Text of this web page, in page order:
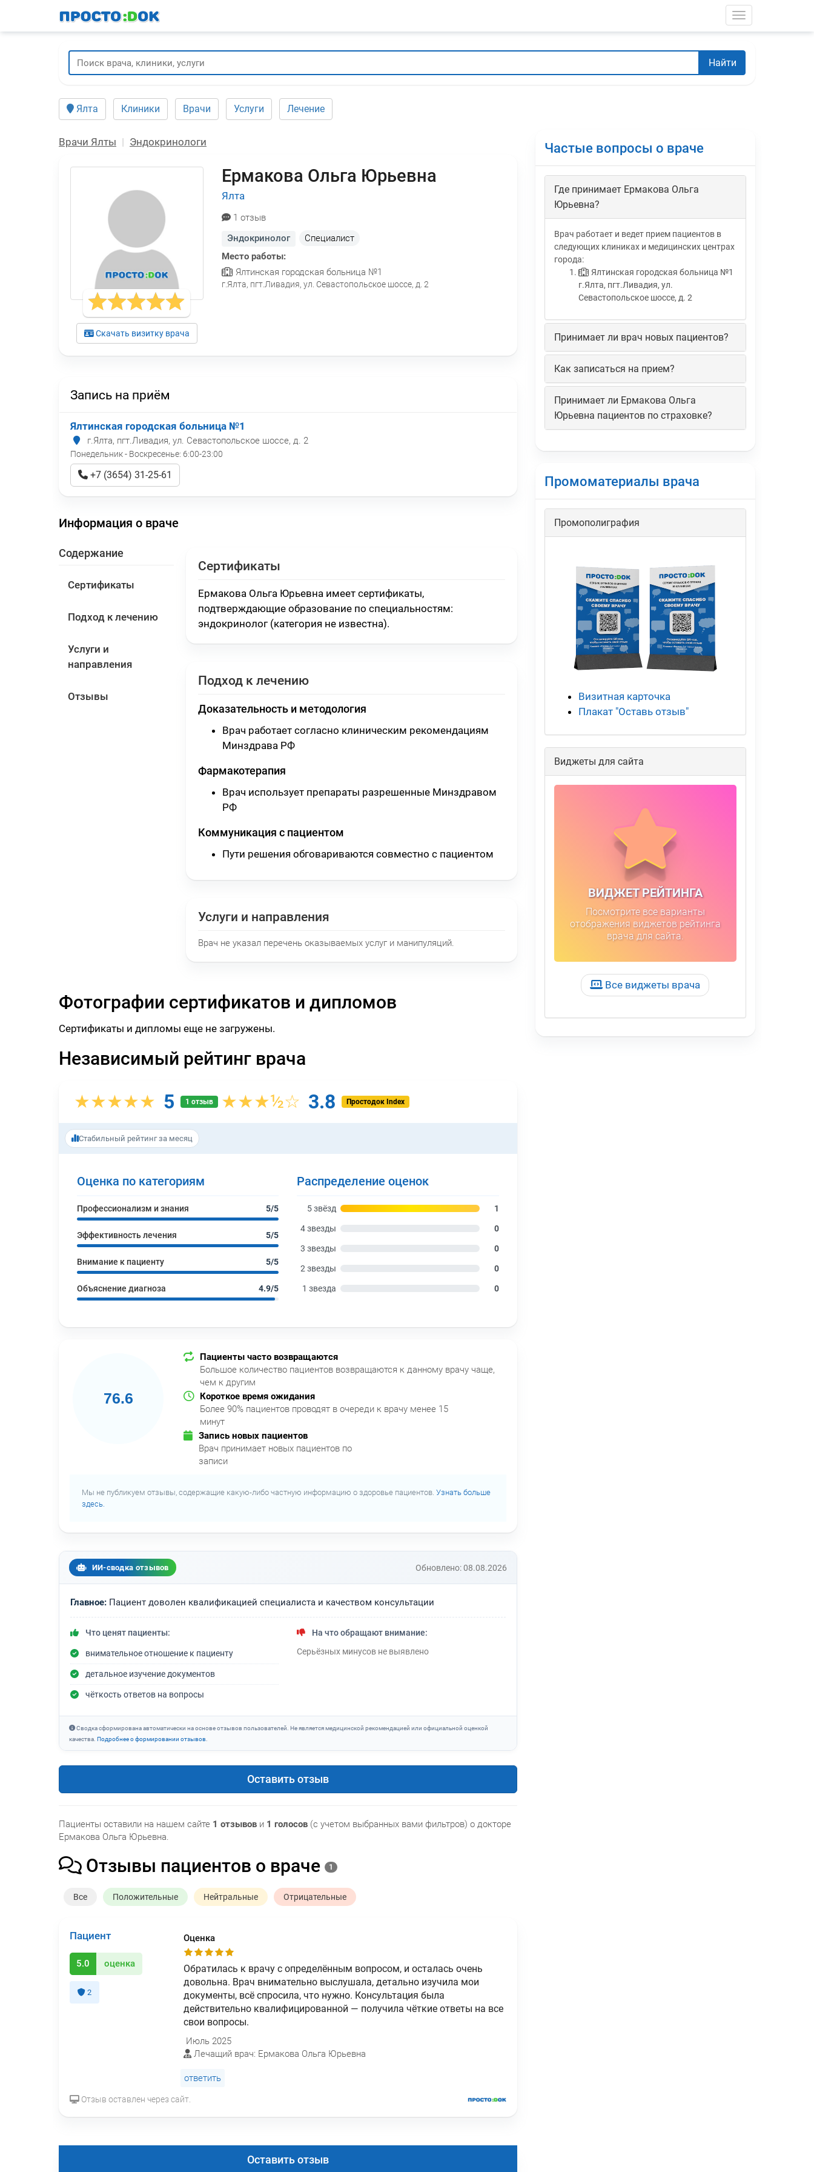
Toggle
Найти
Ялта Клиники Врачи Услуги Лечение
Врачи Ялты Эндокринологи
Скачать визитку врача
Ермакова Ольга Юрьевна
Ялта
1 отзыв
Эндокринолог
Специалист
Место работы:
Ялтинская городская больница №1
г.Ялта, пгт.Ливадия, ул. Севастопольское шоссе, д. 2
Запись на приём
Ялтинская городская больница №1
г.Ялта, пгт.Ливадия, ул. Севастопольское шоссе, д. 2
Понедельник - Воскресенье: 6:00-23:00
+7 (3654) 31-25-61
Информация о враче
Содержание
Сертификаты
Подход к лечению
Услуги и
направления
Отзывы
Сертификаты
Ермакова Ольга Юрьевна имеет сертификаты,
подтверждающие образование по специальностям:
эндокринолог (категория не известна).
Подход к лечению
Доказательность и методология
Врач работает согласно клиническим рекомендациям
Минздрава РФ
Фармакотерапия
Врач использует препараты разрешенные Минздравом
РФ
Коммуникация с пациентом
Пути решения обговариваются совместно с пациентом
Услуги и направления
Врач не указал перечень оказываемых услуг и манипуляций.
Фотографии сертификатов и дипломов
Сертификаты и дипломы еще не загружены.
Независимый рейтинг врача
★★★★★ 5 1 отзыв ★★★½☆ 3.8 Простодок Index
Стабильный рейтинг за месяц
Оценка по категориям
Профессионализм и знания 5/5
Эффективность лечения 5/5
Внимание к пациенту 5/5
Объяснение диагноза 4.9/5
Распределение оценок
5 звёзд 1
4 звезды 0
3 звезды 0
2 звезды 0
1 звезда 0
76.6
Пациенты часто возвращаются
Большое количество пациентов возвращаются к данному врачу чаще,
чем к другим
Короткое время ожидания
Более 90% пациентов проводят в очереди к врачу менее 15
минут
Запись новых пациентов
Врач принимает новых пациентов по
записи
Мы не публикуем отзывы, содержащие какую-либо частную информацию о здоровье пациентов. Узнать больше
здесь.
ИИ-сводка отзывов Обновлено: 08.08.2026
Главное: Пациент доволен квалификацией специалиста и качеством консультации
Что ценят пациенты:
внимательное отношение к пациенту
детальное изучение документов
чёткость ответов на вопросы
На что обращают внимание:
Серьёзных минусов не выявлено
Сводка сформирована автоматически на основе отзывов пользователей. Не является медицинской рекомендацией или официальной оценкой
качества. Подробнее о формировании отзывов
Оставить отзыв
Пациенты оставили на нашем сайте 1 отзывов и 1 голосов (с учетом выбранных вами фильтров) о докторе
Ермакова Ольга Юрьевна.
Отзывы пациентов о враче 1
Все Положительные Нейтральные Отрицательные
Пациент
5.0 оценка
2
Оценка
Обратилась к врачу с определённым вопросом, и осталась очень
довольна. Врач внимательно выслушала, детально изучила мои
документы, всё спросила, что нужно. Консультация была
действительно квалифицированной — получила чёткие ответы на все
свои вопросы.
Июль 2025
Лечащий врач: Ермакова Ольга Юрьевна
ответить
Отзыв оставлен через сайт.
Оставить отзыв
Частые вопросы о враче
Где принимает Ермакова Ольга
Юрьевна?
Врач работает и ведет прием пациентов в
следующих клиниках и медицинских центрах
города:
Ялтинская городская больница №1
г.Ялта, пгт.Ливадия, ул.
Севастопольское шоссе, д. 2
Принимает ли врач новых пациентов?
Как записаться на прием?
Принимает ли Ермакова Ольга
Юрьевна пациентов по страховке?
Промоматериалы врача
Промополиграфия
Визитная карточка
Плакат "Оставь отзыв"
Виджеты для сайта
ВИДЖЕТ РЕЙТИНГА
Посмотрите все варианты
отображения виджетов рейтинга
врача для сайта.
Все виджеты врача